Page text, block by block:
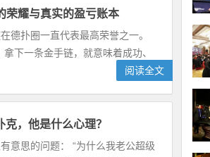
荣耀与真实的盈亏账本
德扑圈一直代表最高荣誉之一。
下一条金手链，就意味着成功、
阅读全文
，他是什么心理？
意思的问题： “为什么我老公超级